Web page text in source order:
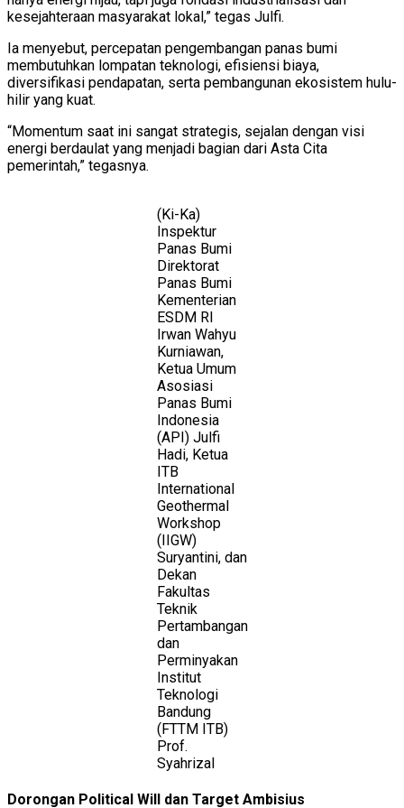
kesejahteraan masyarakat lokal,” tegas Julfi.
Ia menyebut, percepatan pengembangan panas bumi
membutuhkan lompatan teknologi, efisiensi biaya,
diversifikasi pendapatan, serta pembangunan ekosistem hulu-
hilir yang kuat.
“Momentum saat ini sangat strategis, sejalan dengan visi
energi berdaulat yang menjadi bagian dari Asta Cita
pemerintah,” tegasnya.
(Ki-Ka)
Inspektur
Panas Bumi
Direktorat
Panas Bumi
Kementerian
ESDM RI
Irwan Wahyu
Kurniawan,
Ketua Umum
Asosiasi
Panas Bumi
Indonesia
(API) Julfi
Hadi, Ketua
ITB
International
Geothermal
Workshop
(IIGW)
Suryantini, dan
Dekan
Fakultas
Teknik
Pertambangan
dan
Perminyakan
Institut
Teknologi
Bandung
(FTTM ITB)
Prof.
Syahrizal
Dorongan Political Will dan Target Ambisius